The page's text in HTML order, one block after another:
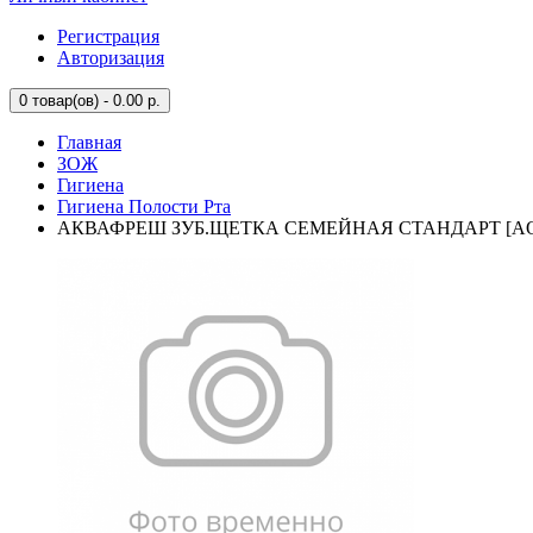
Регистрация
Авторизация
0 товар(ов) - 0.00 р.
Главная
ЗОЖ
Гигиена
Гигиена Полости Рта
АКВАФРЕШ ЗУБ.ЩЕТКА СЕМЕЙНАЯ СТАНДАРТ